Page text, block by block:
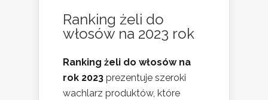
Ranking żeli do
włosów na 2023 rok
Ranking żeli do włosów na
rok 2023 prezentuje szeroki
wachlarz produktów, które